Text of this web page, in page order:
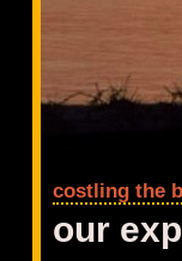
costling the
our